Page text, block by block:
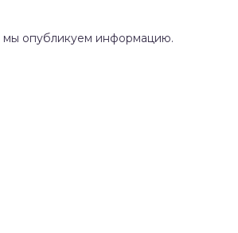
опубликуем информацию.